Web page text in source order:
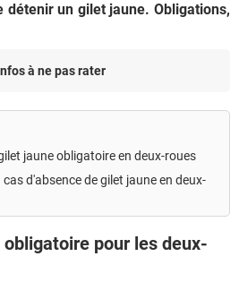
détenir un gilet jaune. Obligations,
à ne pas rater
jaune obligatoire en deux-roues
d'absence de gilet jaune en deux-
pour les deux-